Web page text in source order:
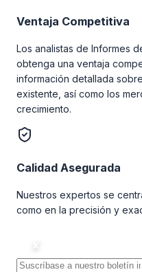
Ventaja Competitiva
Los analistas de Informes
obtenga una ventaja
información detallada
existente, así como los
crecimiento.
Calidad Asegurada
Nuestros expertos se
como en la precisión y